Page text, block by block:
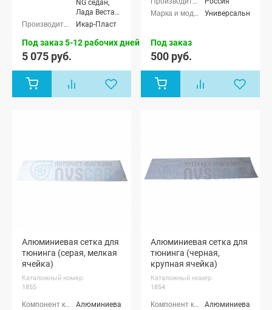
NG седан,
Лада Веста
NG (SW)
Икар-Пласт
Под заказ 5-12 рабочих дней
5 075 руб.
Универсальные
Под заказ
500 руб.
Алюминиевая сетка для
тюнинга (серая, мелкая
ячейка)
Каталожный номер:
1855
Алюминиевая
Алюминиевая сетка для
тюнинга (черная,
крупная ячейка)
Каталожный номер:
1854
Алюминиевая